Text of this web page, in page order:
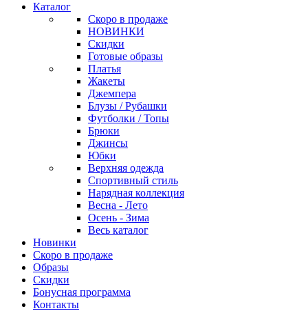
Каталог
Скоро в продаже
НОВИНКИ
Скидки
Готовые образы
Платья
Жакеты
Джемпера
Блузы / Рубашки
Футболки / Топы
Брюки
Джинсы
Юбки
Верхняя одежда
Спортивный стиль
Нарядная коллекция
Весна - Лето
Осень - Зима
Весь каталог
Новинки
Скоро в продаже
Образы
Скидки
Бонусная программа
Контакты